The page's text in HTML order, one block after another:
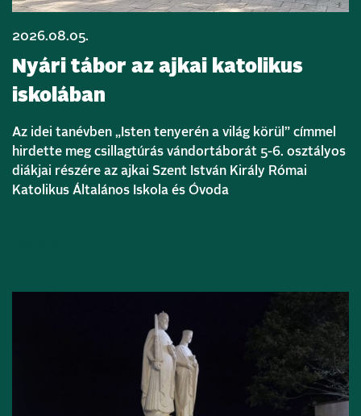
2026.08.05.
Nyári tábor az ajkai katolikus
iskolában
Az idei tanévben „Isten tenyerén a világ körül” címmel
hirdette meg csillagtúrás vándortáborát 5-6. osztályos
diákjai részére az ajkai Szent István Király Római
Katolikus Általános Iskola és Óvoda